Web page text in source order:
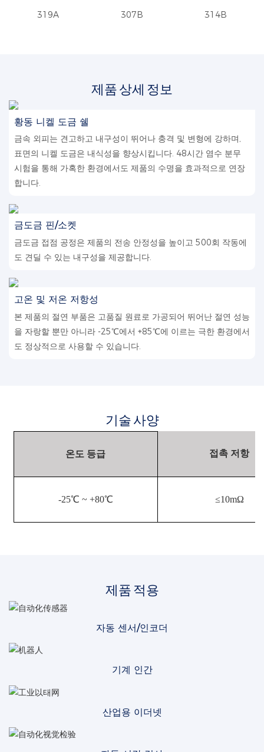
319A 307B 314B
제품 상세 정보
황동 니켈 도금 쉘
금속 외피는 견고하고 내구성이 뛰어나 충격 및 변형에 강하며,
표면의 니켈 도금은 내식성을 향상시킵니다. 48시간 염수 분무
시험을 통해 가혹한 환경에서도 제품의 수명을 효과적으로 연장
합니다.
금도금 핀/소켓
금도금 접점 공정은 제품의 전송 안정성을 높이고 500회 작동에
도 견딜 수 있는 내구성을 제공합니다.
고온 및 저온 저항성
본 제품의 절연 부품은 고품질 원료로 가공되어 뛰어난 절연 성능
을 자랑할 뿐만 아니라 -25℃에서 +85℃에 이르는 극한 환경에서
도 정상적으로 사용할 수 있습니다.
기술 사양
온도 등급 접촉 저항
-25℃ ~ +80℃ ≤10mΩ
제품 적용
자동 센서/인코더
기계 인간
산업용 이더넷